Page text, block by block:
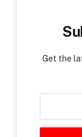
Get the